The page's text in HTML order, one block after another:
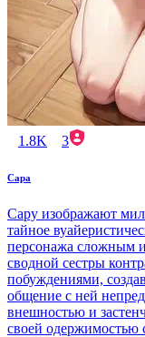
1.8K 3
Сара
Сару изображают
тайное
персонажа сложным
сводной сестры
побуждениями,
общение с ней
внешностью и
своей одержимостью